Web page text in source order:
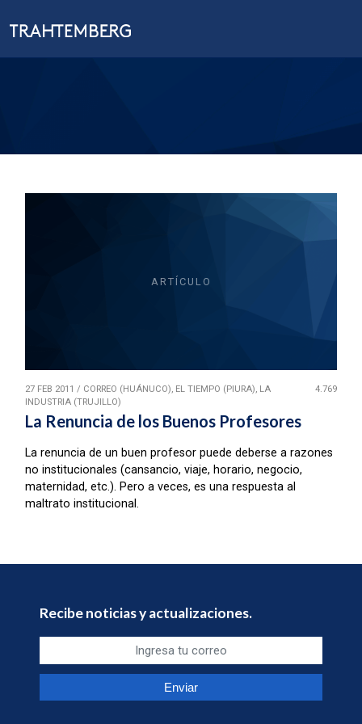
ARTÍCULO
27 FEB 2011 / CORREO (HUÁNUCO), EL TIEMPO (PIURA), LA
INDUSTRIA (TRUJILLO)
4.769
La Renuncia de los Buenos Profesores
La renuncia de un buen profesor puede deberse a razones
no institucionales (cansancio, viaje, horario, negocio,
maternidad, etc.). Pero a veces, es una respuesta al
maltrato institucional.
Recibe noticias y actualizaciones.